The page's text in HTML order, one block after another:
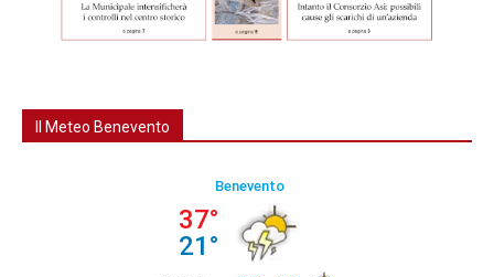
Il Meteo Benevento